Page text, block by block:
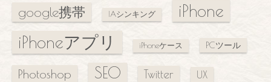
google携帯 IAシンキング
iPhone
iPhoneアプリ
iPhoneケース PCツール
Photoshop SEO Twitter UX